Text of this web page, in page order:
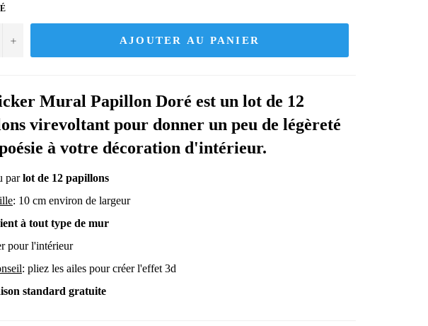
+ AJOUTER AU PANIER
Mural Papillon Doré est un lot de 12
virevoltant pour donner un peu de légèreté
à votre décoration d'intérieur.
parlot de 12 papillons
: 10 cm environ de largeur
à tout type de mur
pour l'intérieur
: pliez les ailes pour créer l'effet 3d
standard gratuite